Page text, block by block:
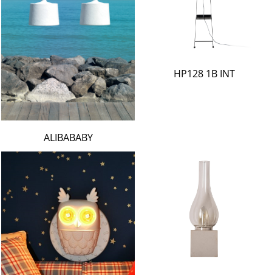
HP128 1B INT
ALIBABABY